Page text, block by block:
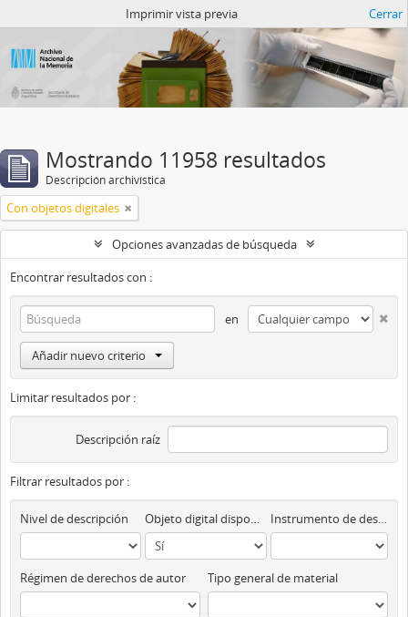
Imprimir vista previa Cerrar
Mostrando 11958 resultados
Descripción archivística
Con objetos digitales
Opciones avanzadas de búsqueda
Encontrar resultados con :
en
Añadir nuevo criterio
Limitar resultados por :
Descripción raíz
Filtrar resultados por :
Nivel de descripción Objeto digital disponibles Instrumento de descripción
Régimen de derechos de autor Tipo general de material